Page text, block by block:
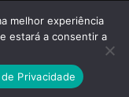
Reservados.
Publicidade
melhor experiência
estará a consentir a
Privacidade